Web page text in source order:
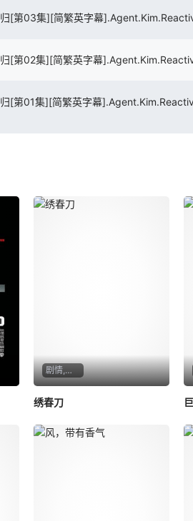
[第03集][简繁英字幕
[第02集][简繁英字幕
[第01集][简繁英字幕
剧情,动作,武侠,古装
绣春刀